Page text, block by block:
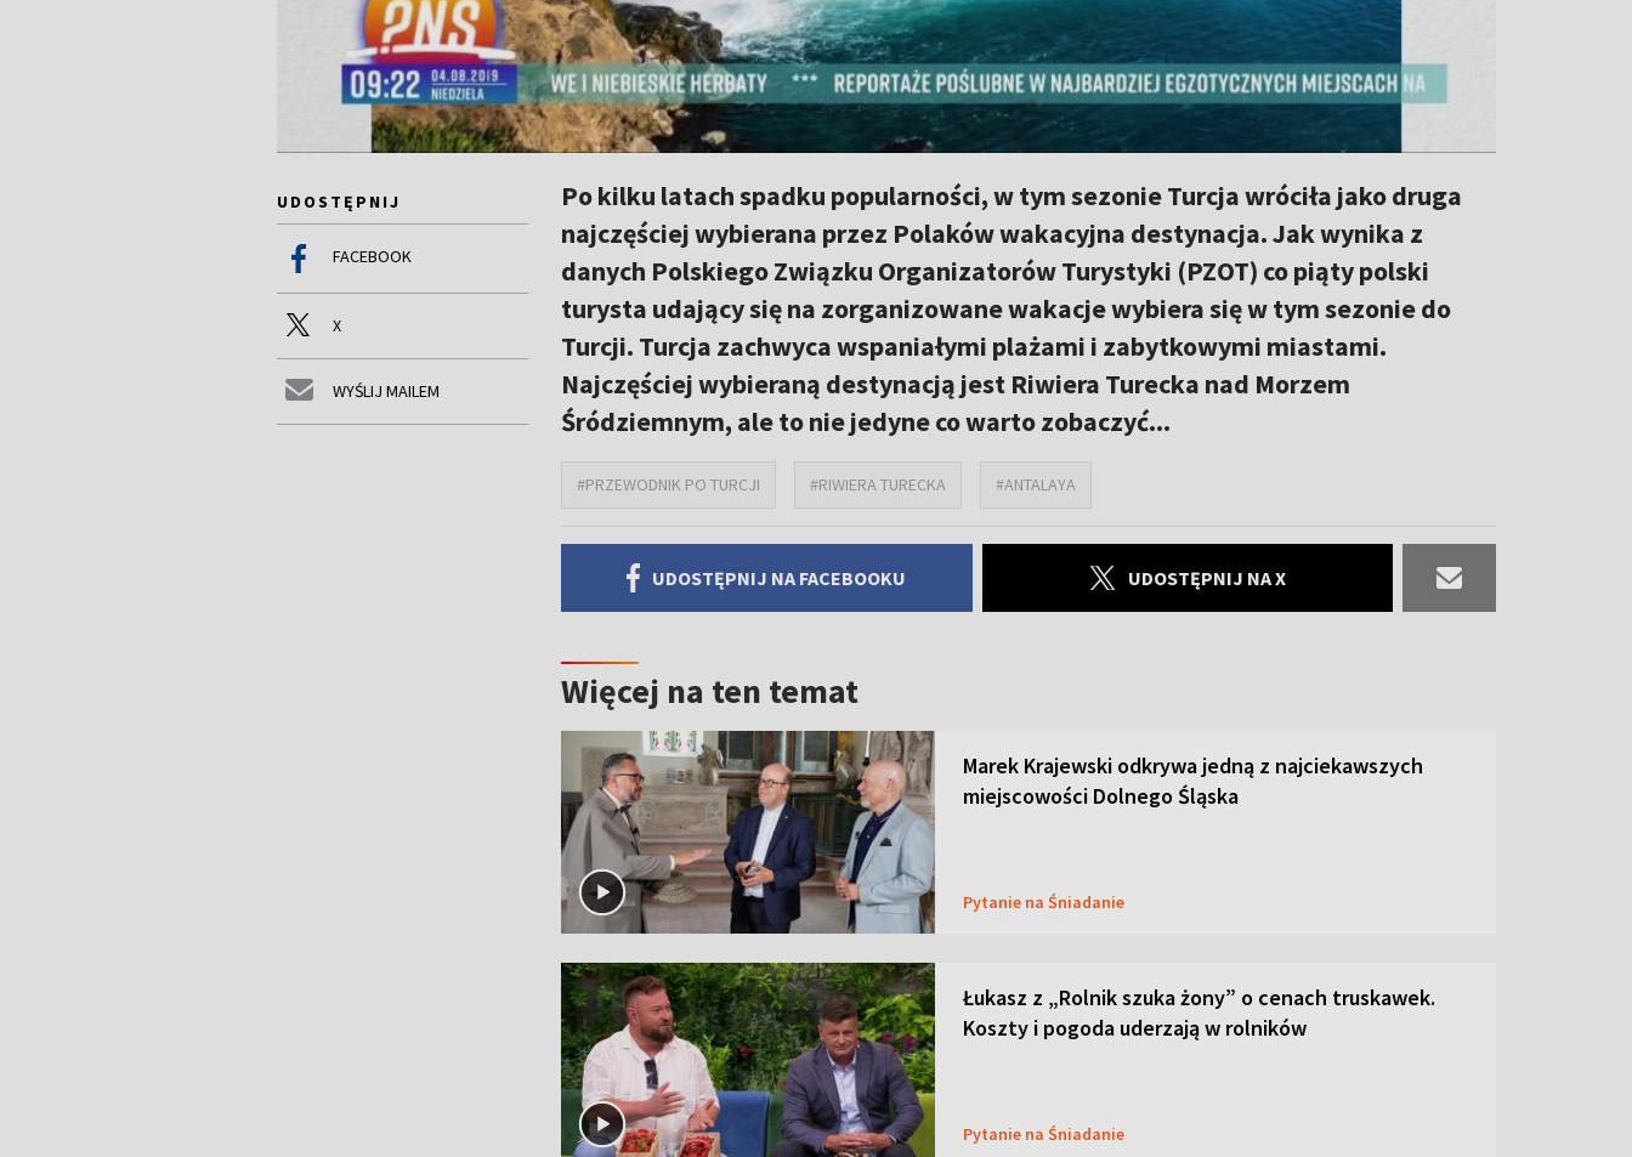
UDOSTĘPNIJ
FACEBOOK
X
WYŚLIJ MAILEM
Po kilku latach spadku popularności, w tym sezonie Turcja wróciła jako druga
najczęściej wybierana przez Polaków wakacyjna destynacja. Jak wynika z
danych Polskiego Związku Organizatorów Turystyki (PZOT) co piąty polski
turysta udający się na zorganizowane wakacje wybiera się w tym sezonie do
Turcji. Turcja zachwyca wspaniałymi plażami i zabytkowymi miastami.
Najczęściej wybieraną destynacją jest Riwiera Turecka nad Morzem
Śródziemnym, ale to nie jedyne co warto zobaczyć...
#PRZEWODNIK PO TURCJI #RIWIERA TURECKA #ANTALAYA
UDOSTĘPNIJ NA FACEBOOKU UDOSTĘPNIJ NA X
Więcej na ten temat
Marek Krajewski odkrywa jedną z najciekawszych
miejscowości Dolnego Śląska
Pytanie na Śniadanie
Łukasz z „Rolnik szuka żony” o cenach truskawek.
Koszty i pogoda uderzają w rolników
Pytanie na Śniadanie